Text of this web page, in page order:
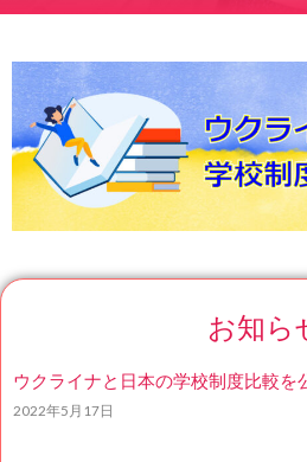
お知ら
ウクライナと日本の学校制度比較を
2022年5月17日